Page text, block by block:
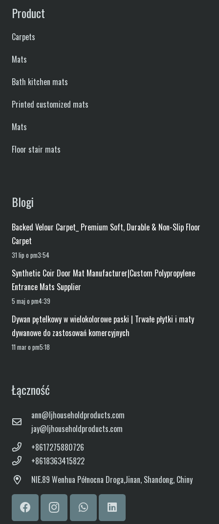
Product
Carpets
Mats
Bath kitchen mats
Printed customized mats
Mats
Floor stair mats
Blogi
Backed Velour Carpet_ Premium Soft, Durable & Non-Slip Floor
Carpet
31 lip o pm3:54
Synthetic Coir Door Mat Manufacturer|Custom Polypropylene
Entrance Mats Supplier
5 maj o pm4:39
Dywan pętelkowy w wielokolorowe paski | Trwałe płytki i maty
dywanowe do zastosowań komercyjnych
11 mar o pm5:18
Łączność
ann@ljhouseholdproducts.com
jay@ljhouseholdproducts.com
+8617275880726
+8618363415822
NIE.89 Wenhua Północna Droga,Jinan, Shandong, Chiny